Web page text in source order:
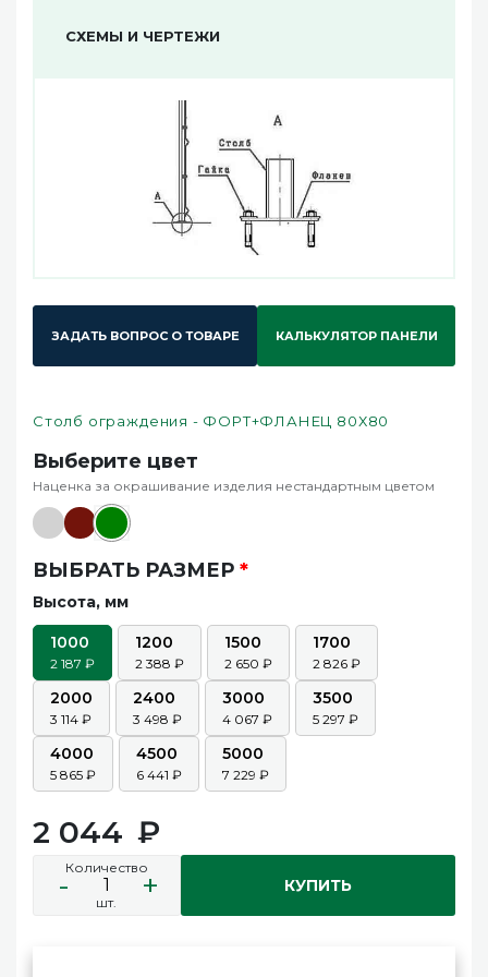
СХЕМЫ И ЧЕРТЕЖИ
ЗАДАТЬ ВОПРОС О ТОВАРЕ КАЛЬКУЛЯТОР ПАНЕЛИ
Столб ограждения - ФОРТ+ФЛАНЕЦ 80Х80
Выберите цвет
Наценка за окрашивание изделия нестандартным цветом
ВЫБРАТЬ РАЗМЕР *
Высота, мм
1000
2 187
1200
2 388
1500
2 650
1700
2 826
2000
3 114
2400
3 498
3000
4 067
3500
5 297
4000
5 865
4500
6 441
5000
7 229
2 044
Количество
- +
шт.
КУПИТЬ